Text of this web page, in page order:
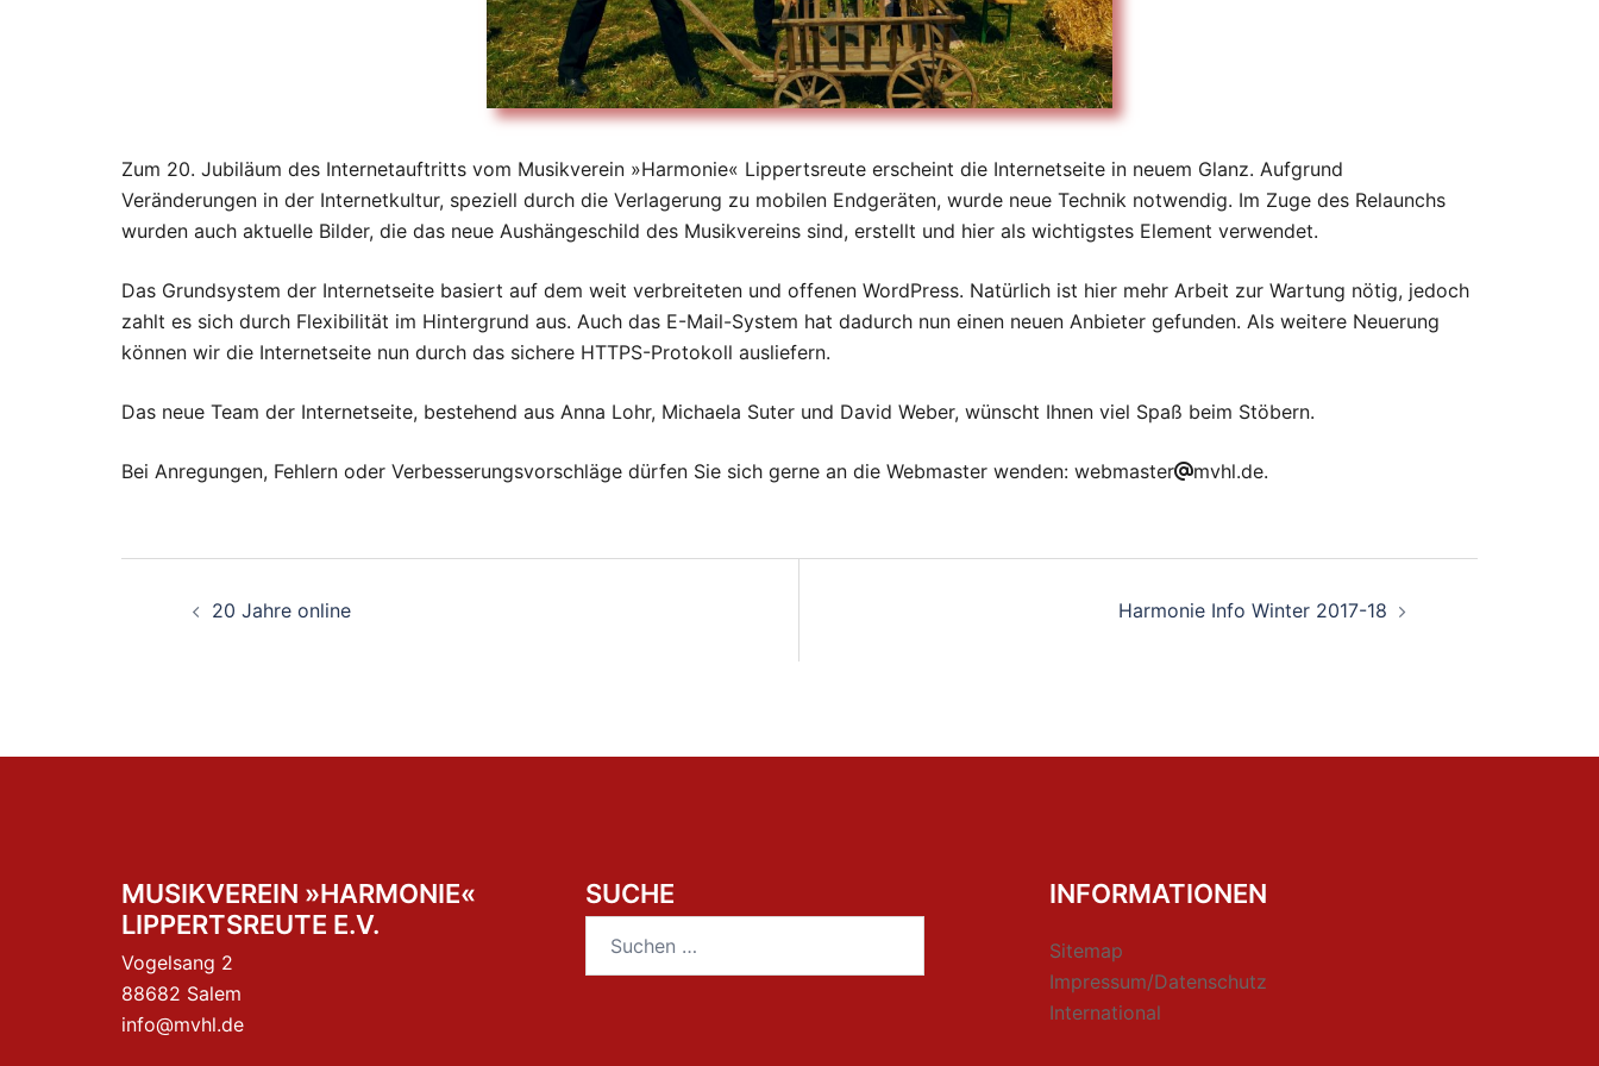
Zum 20. Jubiläum des Internetauftritts vom Musikverein »Harmonie« Lippertsreute erscheint die Internetseite in neuem Glanz. Aufgrund
Veränderungen in der Internetkultur, speziell durch die Verlagerung zu mobilen Endgeräten, wurde neue Technik notwendig. Im Zuge des Relaunchs
wurden auch aktuelle Bilder, die das neue Aushängeschild des Musikvereins sind, erstellt und hier als wichtigstes Element verwendet.
Das Grundsystem der Internetseite basiert auf dem weit verbreiteten und offenen WordPress. Natürlich ist hier mehr Arbeit zur Wartung nötig, jedoch
zahlt es sich durch Flexibilität im Hintergrund aus. Auch das E-Mail-System hat dadurch nun einen neuen Anbieter gefunden. Als weitere Neuerung
können wir die Internetseite nun durch das sichere HTTPS-Protokoll ausliefern.
Das neue Team der Internetseite, bestehend aus Anna Lohr, Michaela Suter und David Weber, wünscht Ihnen viel Spaß beim Stöbern.
Bei Anregungen, Fehlern oder Verbesserungsvorschläge dürfen Sie sich gerne an die Webmaster wenden: webmaster mvhl.de.
20 Jahre online Harmonie Info Winter 2017-18
MUSIKVEREIN »HARMONIE«
LIPPERTSREUTE E.V.
Vogelsang 2
88682 Salem
info@mvhl.de
SUCHE INFORMATIONEN
Sitemap
Impressum/Datenschutz
International